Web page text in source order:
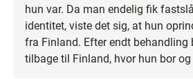
hun var. Da man endelig fik
identitet, viste det sig, at hun
fra Finland. Efter endt behandling
tilbage til Finland, hvor hun bor